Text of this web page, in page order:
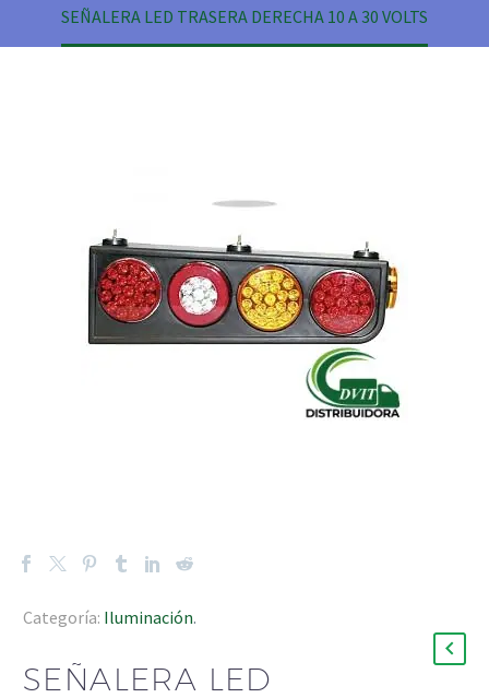
SEÑALERA LED TRASERA DERECHA 10 A 30 VOLTS
Categoría: Iluminación.
SEÑALERA LED